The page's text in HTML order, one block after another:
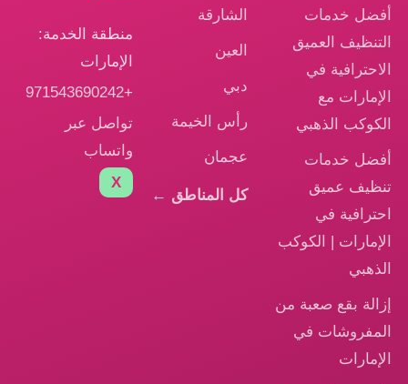
أفضل خدمات
التنظيف العميق
الاحترافية في
الإمارات مع
الكوكب الذهبي
أفضل خدمات
تنظيف عميق
احترافية في
الإمارات | الكوكب
الذهبي
إزالة بقع صعبة من
المفروشات في
الإمارات
الشارقة
العين
دبي
رأس الخيمة
عجمان
كل المناطق ←
منطقة الخدمة:
الإمارات
+971543690242
تواصل عبر
واتساب
X